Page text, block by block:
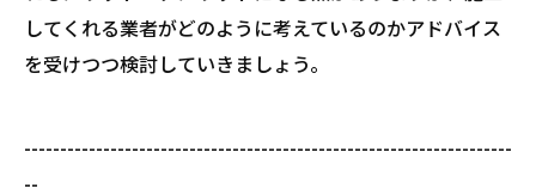
してくれる業者がどのように考えているのかアドバイス
を受けつつ検討していきましょう。
--------------------------------------------------------------------
--